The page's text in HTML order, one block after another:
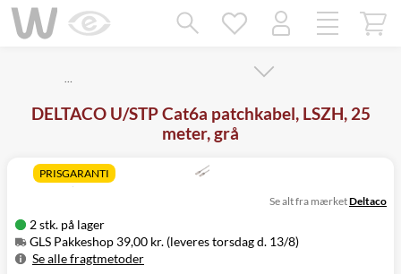
…
DELTACO U/STP Cat6a patchkabel, LSZH, 25
meter, grå
PRISGARANTI
2 stk. på lager
GLS Pakkeshop 39,00 kr. (leveres torsdag d. 13/8)
Se alle fragtmetoder
Se alt fra mærketDeltaco
Mangler chatten?
Ret samtykke!